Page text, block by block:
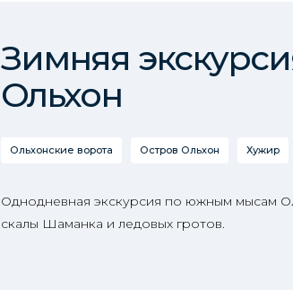
Зимняя
Ольхон
Ольхонские ворота Остров Ольхон Хужир
Однодневная экскурсия по южным мысам
скалы Шаманка и ледовых гротов.